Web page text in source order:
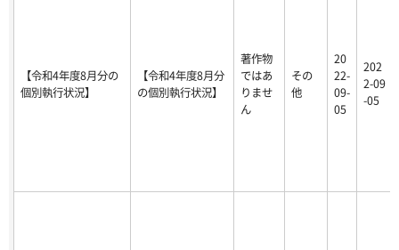
【令和4年度8月分の
個別執行状況】
【令和4年度8月分
の個別執行状況】
著作物
ではあ
りませ
ん
その
他
20
22-
09-
05
202
2-09
-05